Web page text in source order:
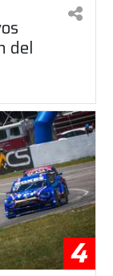
del
4